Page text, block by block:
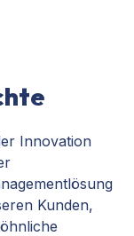
Innovation
Kunden,